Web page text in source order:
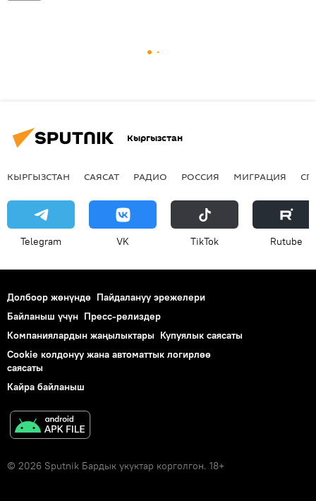
Кыргызстан
КЫРГЫЗСТАН САЯСАТ РАДИО РОССИЯ МИГРАЦИЯ
Telegram VK ТikТоk Rutube
Долбоор жөнүндө Пайдалануу эрежелери
Байланыш үчүн Пресс-релиздер
Компаниялардын жаңылыктары Купуялык саясаты
Cookie колдонуу жана автоматтык логирлөө
саясаты
Кайра байланыш
© 2026 Sputnik Бардык укуктар корголгон. 18+